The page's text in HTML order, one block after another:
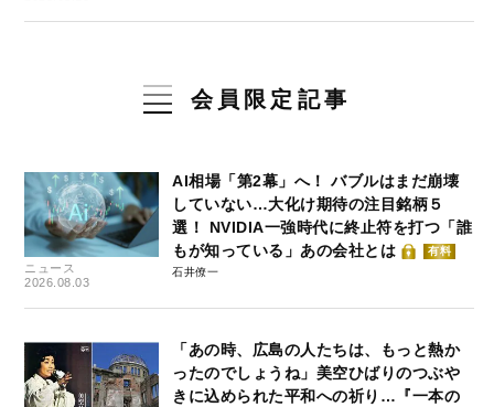
会員限定記事
ニュース
2026.08.03
AI相場「第2幕」へ！ バブルはまだ崩壊
していない…大化け期待の注目銘柄５
選！ NVIDIA一強時代に終止符を打つ「誰
もが知っている」あの会社とは
有料
石井僚一
「あの時、広島の人たちは、もっと熱か
ったのでしょうね」美空ひばりのつぶや
きに込められた平和への祈り…『一本の